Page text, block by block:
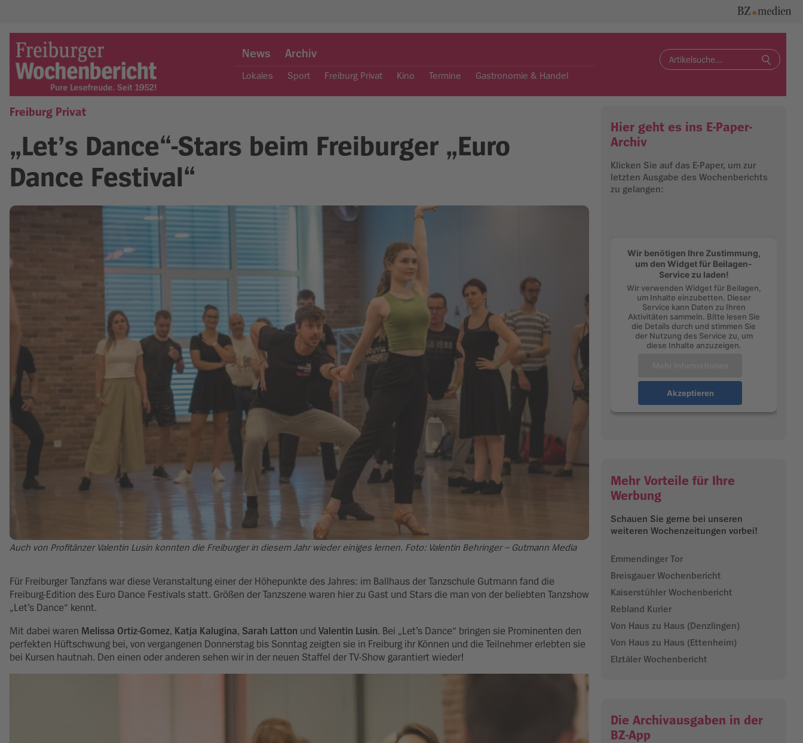
content
Freiburger Wochenbericht
News Archiv
Lokales Sport Freiburg Privat Kino Termine Gastronomie & Handel
Search
for:
Freiburg Privat
„Let’s Dance“-Stars beim Freiburger „Euro
Dance Festival“
Auch von Profitänzer Valentin Lusin konnten die Freiburger in diesem Jahr wieder einiges lernen. Foto: Valentin Behringer – Gutmann Media
Für Freiburger Tanzfans war diese Veranstaltung einer der Höhepunkte des Jahres: im Ballhaus der Tanzschule Gutmann fand die
Freiburg-Edition des Euro Dance Festivals statt. Größen der Tanzszene waren hier zu Gast und Stars die man von der beliebten Tanzshow
„Let’s Dance“ kennt.
Mit dabei waren Melissa Ortiz-Gomez, Katja Kalugina, Sarah Latton und Valentin Lusin. Bei „Let’s Dance“ bringen sie Prominenten den
perfekten Hüftschwung bei, von vergangenen Donnerstag bis Sonntag zeigten sie in Freiburg ihr Können und die Teilnehmer erlebten sie
bei Kursen hautnah. Den einen oder anderen sehen wir in der neuen Staffel der TV-Show garantiert wieder!
Hier geht es ins E-Paper-
Archiv
Klicken Sie auf das E-Paper, um zur
letzten Ausgabe des Wochenberichts
zu gelangen:
Wir benötigen Ihre Zustimmung,
um den Widget für Beilagen-
Service zu laden!
Wir verwenden Widget für Beilagen,
um Inhalte einzubetten. Dieser
Service kann Daten zu Ihren
Aktivitäten sammeln. Bitte lesen Sie
die Details durch und stimmen Sie
der Nutzung des Service zu, um
diese Inhalte anzuzeigen.
Akzeptieren
Mehr Vorteile für Ihre
Werbung
Schauen Sie gerne bei unseren
weiteren Wochenzeitungen vorbei!
Emmendinger Tor
Breisgauer Wochenbericht
Kaiserstühler Wochenbericht
Rebland Kurier
Von Haus zu Haus (Denzlingen)
Von Haus zu Haus (Ettenheim)
Elztäler Wochenbericht
Die Archivausgaben in der
BZ-App